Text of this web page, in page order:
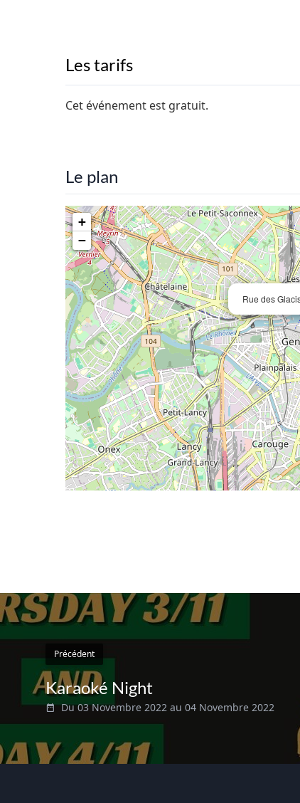
Les tarifs
Cet événement est gratuit.
Le plan
Rue des
+
−
Précédent
Karaoké Night
Du 03 Novembre 2022 au 04 Novembre 2022